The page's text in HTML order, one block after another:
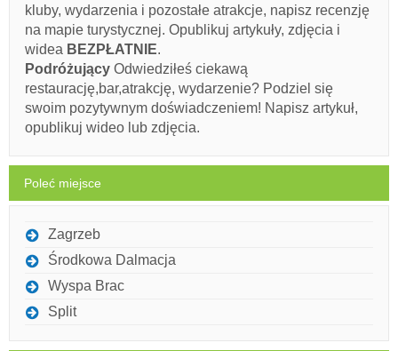
sobota,
08.08.2026 30°C Bezchmurnie
niedziela,
09.08.2026 30°C
poniedziałek, 30°C
wtorek,
11.08.2026
POKAŻ NA MAPIE
PRZECZYTAJ WIĘCEJ / KOMENTUJ
Ivan Nane (Facebook page)
Address:Bana Jelačića 242
WORKING HOURS
kluby, wydarzenia i pozostałe atrakcje, napisz recenzję
na mapie turystycznej. Opublikuj artykuły, zdjęcia i
widea BEZPŁATNIE.
Podróżujący Odwiedziłeś ciekawą
restaurację,bar,atrakcję, wydarzenie? Podziel się
swoim pozytywnym doświadczeniem! Napisz artykuł,
opublikuj wideo lub zdjęcia.
Poleć miejsce
Zagrzeb
Środkowa Dalmacja
Wyspa Brac
Split